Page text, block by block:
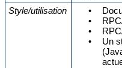
Style/utilisation
•
•
•
•
Un